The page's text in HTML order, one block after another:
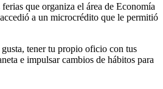
que organiza el área de Economía
a un microcrédito que le permitió
tener tu propio oficio con tus
e impulsar cambios de hábitos para